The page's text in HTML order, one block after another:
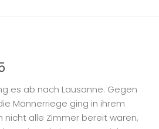
es ab nach Lausanne. Gegen
Männerriege ging in ihrem
nicht alle Zimmer bereit waren,